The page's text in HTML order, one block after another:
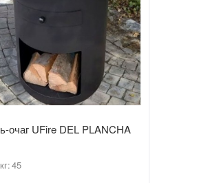
очаг UFire DEL PLANCHA
45